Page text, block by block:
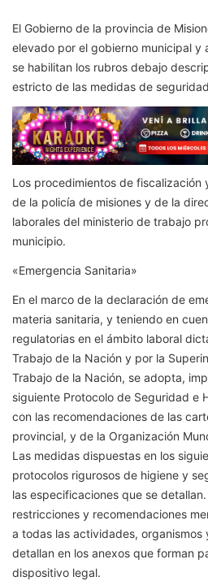
El Gobierno de la provincia de
elevado por el gobierno municipal y
se habilitan los rubros debajo
estricto de las medidas de
Los procedimientos de fiscalización
de la policía de misiones y de la
laborales del ministerio de trabajo
municipio.
«Emergencia Sanitaria»
En el marco de la declaración de
materia sanitaria, y teniendo en
regulatorias en el ámbito laboral
Trabajo de la Nación y por la
Trabajo de la Nación, se adopta,
siguiente Protocolo de Seguridad e
con las recomendaciones de las
provincial, y de la Organización
Las medidas dispuestas en los
protocolos rigurosos de higiene y
las especificaciones que se
restricciones y recomendaciones
a todas las actividades, organismos
detallan en los anexos que forman
dispositivo legal.